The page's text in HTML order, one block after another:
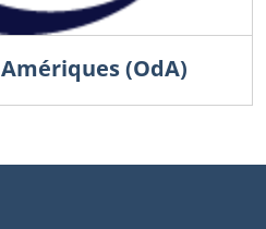
(OdA)